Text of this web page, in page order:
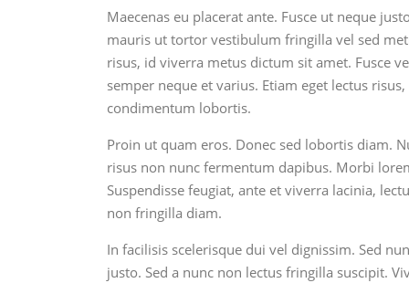
Maecenas eu placerat ante. Fusce ut neque
mauris ut tortor vestibulum fringilla vel sed
risus, id viverra metus dictum sit amet. Fusce
semper neque et varius. Etiam eget lectus
condimentum lobortis.
Proin ut quam eros. Donec sed lobortis diam.
risus non nunc fermentum dapibus. Morbi
Suspendisse feugiat, ante et viverra lacinia,
non fringilla diam.
In facilisis scelerisque dui vel dignissim. Sed
justo. Sed a nunc non lectus fringilla suscipit.